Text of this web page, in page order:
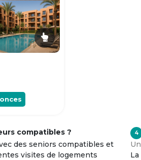
compatibles ?
des seniors compatibles et
visites de logements
4